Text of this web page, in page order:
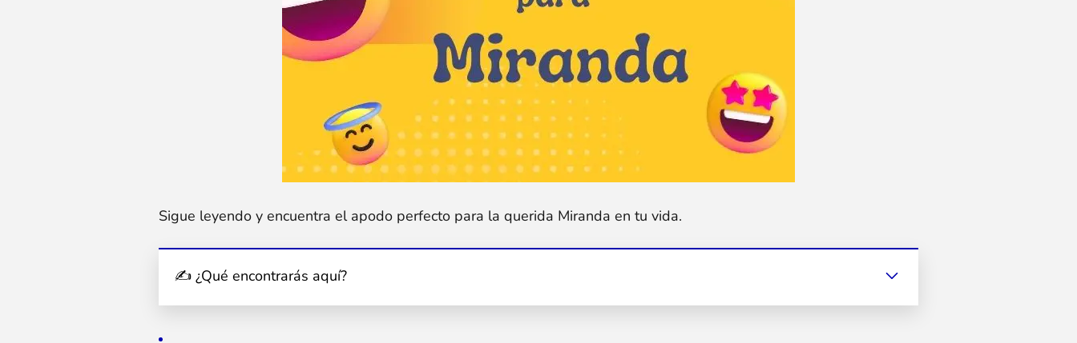
Sigue leyendo y encuentra el apodo perfecto para la querida Miranda en tu vida.
✍ ¿Qué encontrarás aquí?